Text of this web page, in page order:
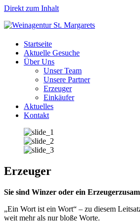
Direkt zum Inhalt
Startseite
Aktuelle Gesuche
Über Uns
Unser Team
Unsere Partner
Erzeuger
Einkäufer
Aktuelles
Kontakt
Erzeuger
Sie sind Winzer oder ein
„Ein Wort ist ein Wort“ – zu diesem
weit mehr als nur bloße Worte.